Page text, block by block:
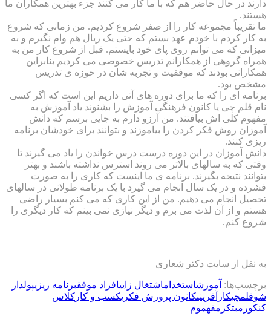
دارند در حال حاضر هم که با ما کار می کنند جزء بهترین همکاران ما
هستند.
ما تقریباً مجموعه کار را از صفر شروع کردیم. من زمانی که شروع
به کار کردم با خودم عهد بستم که حتی یک ریال هم وام نگیرم و به
میزانی که می توانم روی پای خود بایستم. قبل از شروع کار من به
همراه گروهی از همکارانم تدریس خصوصی می کردیم بنابراین
همکارانی بودند که موفقیت و تجربه شان در حوزه ی تدریس
مشخص بود.
برنامه ای را که ما برای دوره های آتی داریم این است که اگر کسی
نام قلم چی یا کانون فرهنگی آموزش را بشنوند یاد آموزش به
مفهوم کلی اش بیافتند. من آرزو دارم به جایی برسم که دانش
آموزان روش فکر کردن را بیاموزند و بتوانند برای خودشان برنامه
ریزی کنند.
دانش آموزان در این دوره درست درس خواندن را یاد می گیرند تا
وقتی که به سالهای بالاتر می روند استرس نداشته باشند و بهتر
بتوانند نتیجه بگیرند. برنامه ی ما اینست که کاری را به صورت
فشرده و در یک سال انجام می گیرد با یک برنامه طولانی در سالهای
تحصیل انجام می دهیم. من از این کاری که می کنم بسیار راضی
هستم و از آن لذت می برم و دیگر نیازی نمی بینم که کار دیگری را
شروع کنم.
به نقل از سایت دکتر شعاری
برچسب‌ها: آموزشاستخداماشتغال زاییافراد موفقبرنامه ریزیپولدار
شوقلمچیکارآفرینیکانون پرورش فکریکسب و کار کلاس
کنکور مبتکر مفهموم